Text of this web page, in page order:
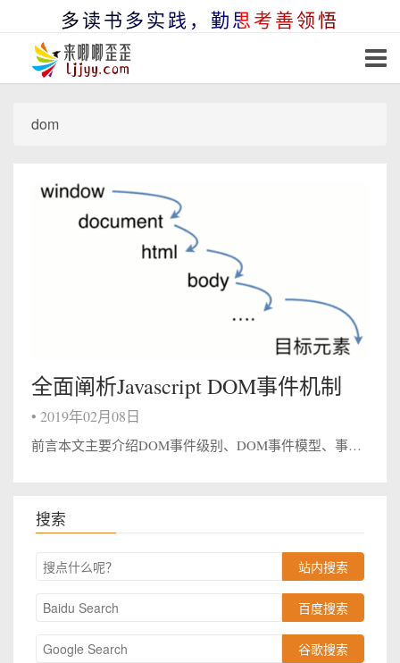
多读书多实践，勤思考善领悟
dom
全面阐析Javascript DOM事件机制
• 2019年02月08日
前言本文主要介绍DOM事件级别、DOM事件模型、事件流、事件代理和Event对象常见的应用，希望对你们有些帮助和启发！ 一、DOM事件级别DOM级别一共可以分为四个级别：DOM0级、DOM1级、DOM2级和DOM3级。而DOM事件分为...
搜索
站内搜索
百度搜索
谷歌搜索